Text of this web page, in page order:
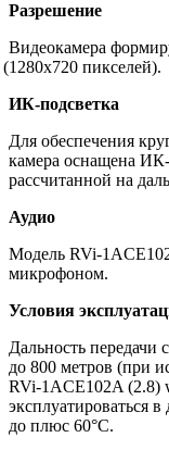
Разрешение
Видеокамера
(1280х720 пикселей).
ИК-подсветка
Для обеспечения
камера оснащена
рассчитанной на
Аудио
Модель RVi-
микрофоном.
Условия
Дальность передачи
до 800 метров (при
RVi-1ACE102A (2.8)
эксплуатироваться
до плюс 60°С.